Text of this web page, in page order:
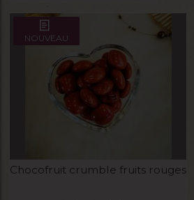
NOUVEAU
Chocofruit crumble fruits rouges